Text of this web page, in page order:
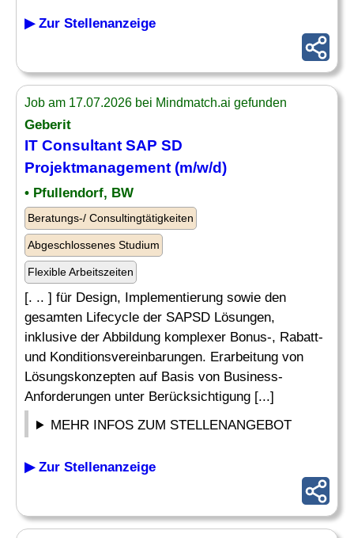
▶ Zur Stellenanzeige
Job am 17.07.2026 bei Mindmatch.ai gefunden
Geberit
IT Consultant SAP SD
Projektmanagement (m/w/d)
• Pfullendorf, BW
Beratungs-/ Consultingtätigkeiten
Abgeschlossenes Studium
Flexible Arbeitszeiten
[. .. ] für Design, Implementierung sowie den
gesamten Lifecycle der SAPSD Lösungen,
inklusive der Abbildung komplexer Bonus-, Rabatt-
und Konditionsvereinbarungen. Erarbeitung von
Lösungskonzepten auf Basis von Business-
Anforderungen unter Berücksichtigung [...]
MEHR INFOS ZUM STELLENANGEBOT
▶ Zur Stellenanzeige